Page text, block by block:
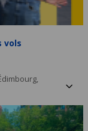
vols